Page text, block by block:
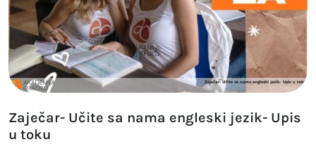
Zaječar- Učite sa nama engleski jezik- Upis
u toku